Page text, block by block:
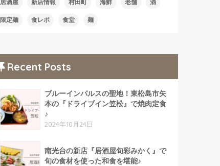
居酒屋 新店情報 村田町 海鮮 老舗 酒
限定麺 食レポ 食堂 麺
Recent Posts
ブルーインパルスの聖地！東松島市矢
本の『ドライブイン笠松』で焼肉定食
♪
2024年10月24日
南光台の新店『居酒屋旬彩みかく』で
旬の食材を使った和食を堪能♪